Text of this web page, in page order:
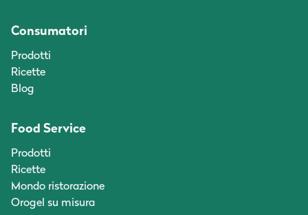
Consumatori
Prodotti
Ricette
Blog
Food Service
Prodotti
Ricette
Mondo ristorazione
Orogel su misura